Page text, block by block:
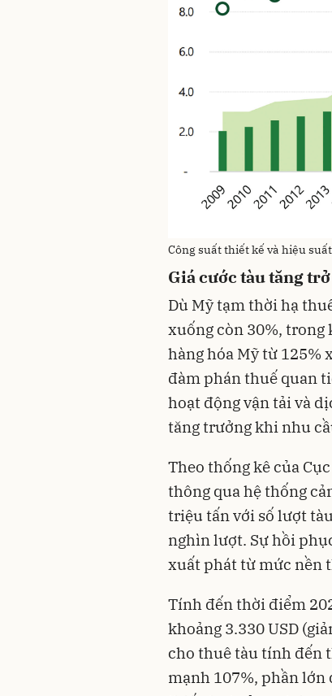
Công suất thiết kế và hiệu
Giá cước tàu tăng
Dù Mỹ tạm thời hạ
xuống còn 30%, trong
hàng hóa Mỹ từ 125%
đàm phán thuế quan
hoạt động vận tải và
tăng trưởng khi nhu
Theo thống kê của
thông qua hệ thống
triệu tấn với số lượt
nghìn lượt. Sự hồi
xuất phát từ mức nền
Tính đến thời điểm
khoảng 3.330 USD
cho thuê tàu tính đến
mạnh 107%, phần lớn